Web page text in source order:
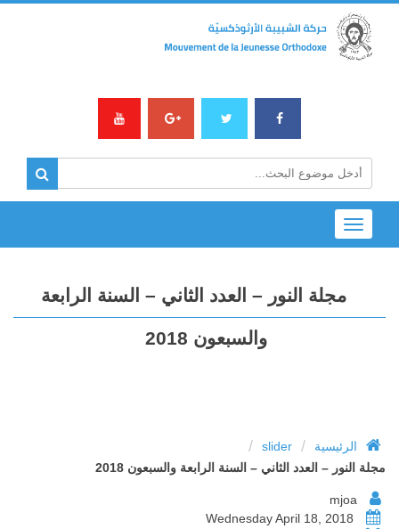
Toggle
navigation
مجلة النور – العدد الثاني – السنة الرابعة
والسبعون 2018
الرئيسية /
slider
/
مجلة النور – العدد الثاني – السنة الرابعة والسبعون 2018